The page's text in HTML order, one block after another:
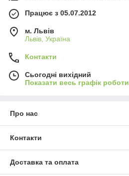
Працює з 05.07.2012
м. Львів
Львів, Україна
Контакти
Сьогодні вихідний
Показати весь графік роботи
Про нас
Контакти
Доставка та оплата